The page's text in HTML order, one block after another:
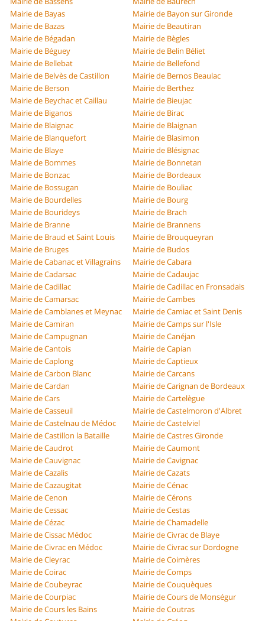
Mairie de Bayas
Mairie de Bayon sur Gironde
Mairie de Bazas
Mairie de Beautiran
Mairie de Bégadan
Mairie de Bègles
Mairie de Béguey
Mairie de Belin Béliet
Mairie de Bellebat
Mairie de Bellefond
Mairie de Belvès de Castillon
Mairie de Bernos Beaulac
Mairie de Berson
Mairie de Berthez
Mairie de Beychac et Caillau
Mairie de Bieujac
Mairie de Biganos
Mairie de Birac
Mairie de Blaignac
Mairie de Blaignan
Mairie de Blanquefort
Mairie de Blasimon
Mairie de Blaye
Mairie de Blésignac
Mairie de Bommes
Mairie de Bonnetan
Mairie de Bonzac
Mairie de Bordeaux
Mairie de Bossugan
Mairie de Bouliac
Mairie de Bourdelles
Mairie de Bourg
Mairie de Bourideys
Mairie de Brach
Mairie de Branne
Mairie de Brannens
Mairie de Braud et Saint Louis
Mairie de Brouqueyran
Mairie de Bruges
Mairie de Budos
Mairie de Cabanac et Villagrains
Mairie de Cabara
Mairie de Cadarsac
Mairie de Cadaujac
Mairie de Cadillac
Mairie de Cadillac en Fronsadais
Mairie de Camarsac
Mairie de Cambes
Mairie de Camblanes et Meynac
Mairie de Camiac et Saint Denis
Mairie de Camiran
Mairie de Camps sur l'Isle
Mairie de Campugnan
Mairie de Canéjan
Mairie de Cantois
Mairie de Capian
Mairie de Caplong
Mairie de Captieux
Mairie de Carbon Blanc
Mairie de Carcans
Mairie de Cardan
Mairie de Carignan de Bordeaux
Mairie de Cars
Mairie de Cartelègue
Mairie de Casseuil
Mairie de Castelmoron d'Albret
Mairie de Castelnau de Médoc
Mairie de Castelviel
Mairie de Castillon la Bataille
Mairie de Castres Gironde
Mairie de Caudrot
Mairie de Caumont
Mairie de Cauvignac
Mairie de Cavignac
Mairie de Cazalis
Mairie de Cazats
Mairie de Cazaugitat
Mairie de Cénac
Mairie de Cenon
Mairie de Cérons
Mairie de Cessac
Mairie de Cestas
Mairie de Cézac
Mairie de Chamadelle
Mairie de Cissac Médoc
Mairie de Civrac de Blaye
Mairie de Civrac en Médoc
Mairie de Civrac sur Dordogne
Mairie de Cleyrac
Mairie de Coimères
Mairie de Coirac
Mairie de Comps
Mairie de Coubeyrac
Mairie de Couquèques
Mairie de Courpiac
Mairie de Cours de Monségur
Mairie de Cours les Bains
Mairie de Coutras